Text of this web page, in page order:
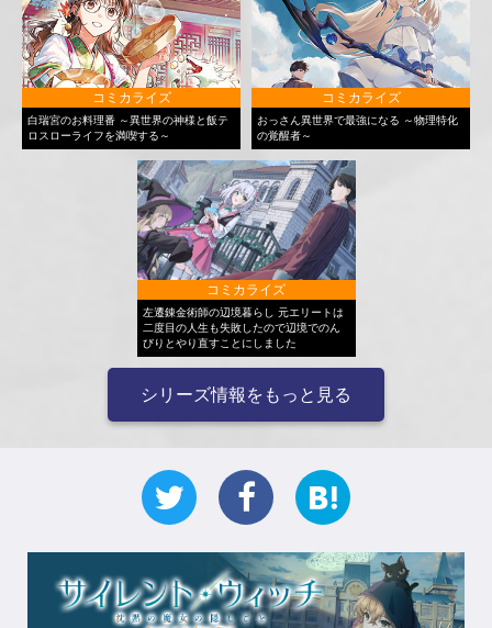
コミカライズ
白瑞宮のお料理番 ～異世界の神様と飯テ
ロスローライフを満喫する～
コミカライズ
おっさん異世界で最強になる ～物理特化
の覚醒者～
コミカライズ
左遷錬金術師の辺境暮らし 元エリートは
二度目の人生も失敗したので辺境でのん
びりとやり直すことにしました
シリーズ情報をもっと見る